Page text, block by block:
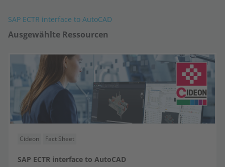
SAP ECTR interface to AutoCAD
Ausgewählte Ressourcen
Cideon Fact Sheet
SAP ECTR interface to AutoCAD